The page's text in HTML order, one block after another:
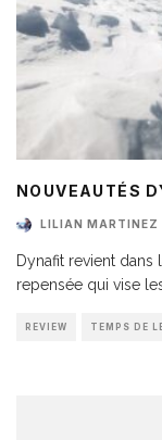
NOUVEAUTÉS
LILIAN MARTINEZ
Dynafit revient
repensée qui vise
REVIEW TEMPS DE